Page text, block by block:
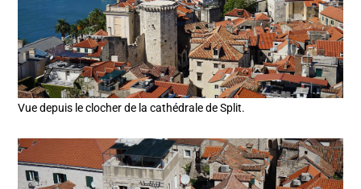
Vue depuis le clocher de la cathédrale de Split.